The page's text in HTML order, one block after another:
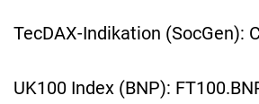
TecDAX-Indikation (SocGen):
UK100 Index (BNP):